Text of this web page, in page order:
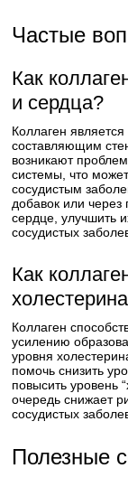
Частые
Как
и сердца?
Коллаген
составляющим
возникают
системы, что
сосудистым
добавок или
сердце, улучшить
сосудистых
Как
Коллаген
усилению
уровня
помочь снизить
повысить уровень
очередь снижает
сосудистых
Полезные